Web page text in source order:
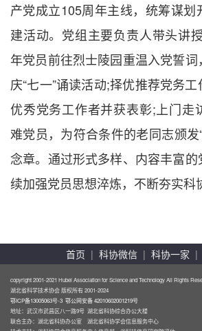
产党成立105周年主线，统筹谋划
建活动。党组主要负责人带头讲
年党员前往烈士陵园重温入党誓
庆“七一”诵读活动;择优推荐党务
优秀党务工作者并获表彰;上门走
难党员，为符合条件的老同志颁发
念章。通过形式多样、内容丰富
续加强党员思想淬炼，不断夯实科
首页 | 科协微信 | 科协一家 |
copyright 2001-2021 Hubei Association for Science and Technology All Rights
湖北省科学技术协会 版权所有 2001-2024
鄂ICP备13005063号-3 鄂公网安备 42010602001219号
地址：武汉市武昌区八一路9号 湖北省科协综合办公大楼
联合主办：湖北省科协办公室 湖北省科协学会信息服务中心